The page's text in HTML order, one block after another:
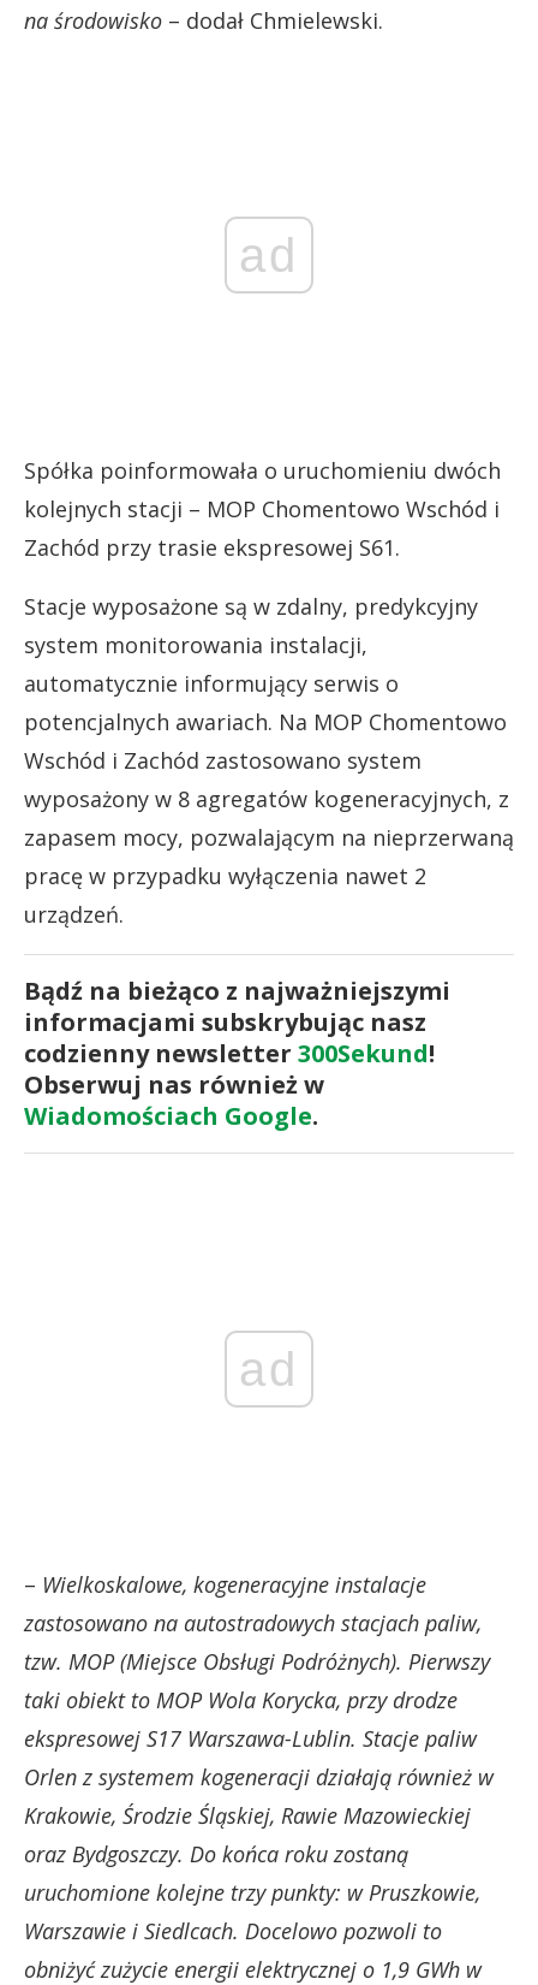
na środowisko – dodał Chmielewski.
ad
Spółka poinformowała o uruchomieniu dwóch
kolejnych stacji – MOP Chomentowo Wschód i
Zachód przy trasie ekspresowej S61.
Stacje wyposażone są w zdalny, predykcyjny
system monitorowania instalacji,
automatycznie informujący serwis o
potencjalnych awariach. Na MOP Chomentowo
Wschód i Zachód zastosowano system
wyposażony w 8 agregatów kogeneracyjnych, z
zapasem mocy, pozwalającym na nieprzerwaną
pracę w przypadku wyłączenia nawet 2
urządzeń.
Bądź na bieżąco z najważniejszymi
informacjami subskrybując nasz
codzienny newsletter 300Sekund!
Obserwuj nas również w
Wiadomościach Google.
ad
– Wielkoskalowe, kogeneracyjne instalacje
zastosowano na autostradowych stacjach paliw,
tzw. MOP (Miejsce Obsługi Podróżnych). Pierwszy
taki obiekt to MOP Wola Korycka, przy drodze
ekspresowej S17 Warszawa-Lublin. Stacje paliw
Orlen z systemem kogeneracji działają również w
Krakowie, Środzie Śląskiej, Rawie Mazowieckiej
oraz Bydgoszczy. Do końca roku zostaną
uruchomione kolejne trzy punkty: w Pruszkowie,
Warszawie i Siedlcach. Docelowo pozwoli to
obniżyć zużycie energii elektrycznej o 1,9 GWh w